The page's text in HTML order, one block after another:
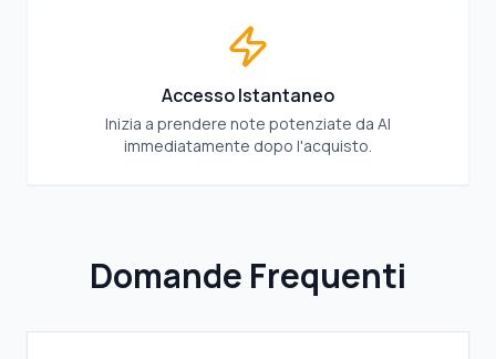
Accesso Istantaneo
Inizia a prendere note potenziate da AI
immediatamente dopo l'acquisto.
Domande Frequenti